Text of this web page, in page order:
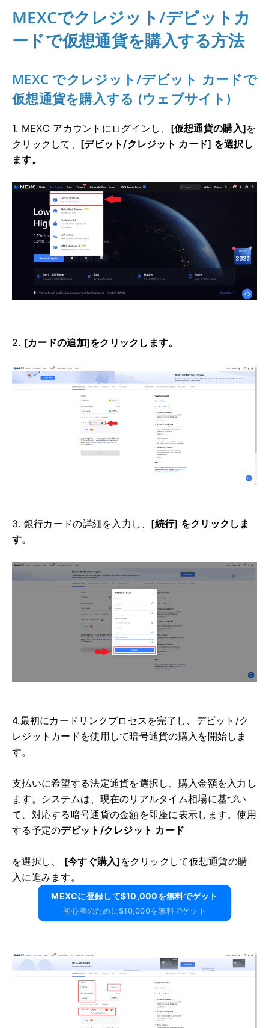
MEXCでクレジット/デビットカ
ードで仮想通貨を購入する方法
MEXC でクレジット/デビット カードで
仮想通貨を購入する (ウェブサイト)
1. MEXC アカウントにログインし、 [仮想通貨の購入]を
クリックして、 [デビット/クレジット カード] を選択し
ます。
2. [カードの追加]をクリックします。
3. 銀行カードの詳細を入力し、 [続行] をクリックしま
す。
4.最初にカードリンクプロセスを完了し、デビット/ク
レジットカードを使用して暗号通貨の購入を開始しま
す。
支払いに希望する法定通貨を選択し、購入金額を入力し
ます。
システムは、現在のリアルタイム相場に基づい
て、対応する暗号通貨の金額を即座に表示します。使用
する予定のデビット/クレジット カード
を選択し、 [今すぐ購入] をクリックして仮想通貨の購
入に進みます。
MEXCに​​登録して$10,000を無料でゲット
初心者のために$10,000を無料でゲット